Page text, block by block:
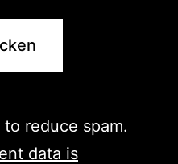
reduce spam.
data is